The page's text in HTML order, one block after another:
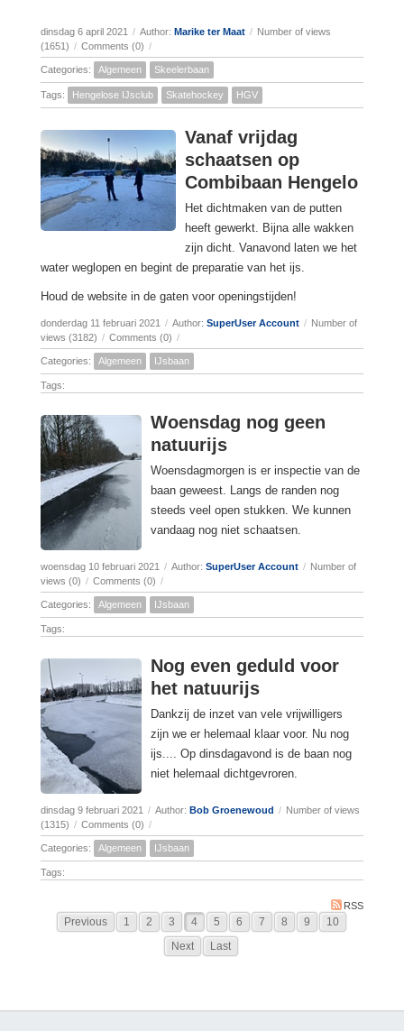
dinsdag 6 april 2021 / Author: Marike ter Maat / Number of views
(1651) / Comments (0) /
Categories: Algemeen Skeelerbaan
Tags: Hengelose IJsclub Skatehockey HGV
Vanaf vrijdag
schaatsen op
Combibaan Hengelo
Het dichtmaken van de putten
heeft gewerkt. Bijna alle wakken
zijn dicht. Vanavond laten we het
water weglopen en begint de preparatie van het ijs.
Houd de website in de gaten voor openingstijden!
donderdag 11 februari 2021 / Author: SuperUser Account / Number of
views (3182) / Comments (0) /
Categories: Algemeen IJsbaan
Tags:
Woensdag nog geen
natuurijs
Woensdagmorgen is er inspectie van de
baan geweest. Langs de randen nog
steeds veel open stukken. We kunnen
vandaag nog niet schaatsen.
woensdag 10 februari 2021 / Author: SuperUser Account / Number of
views (0) / Comments (0) /
Categories: Algemeen IJsbaan
Tags:
Nog even geduld voor
het natuurijs
Dankzij de inzet van vele vrijwilligers
zijn we er helemaal klaar voor. Nu nog
ijs.... Op dinsdagavond is de baan nog
niet helemaal dichtgevroren.
dinsdag 9 februari 2021 / Author: Bob Groenewoud / Number of views
(1315) / Comments (0) /
Categories: Algemeen IJsbaan
Tags:
RSS
Previous 1 2 3 4 5 6 7 8 9
10
Next
Last